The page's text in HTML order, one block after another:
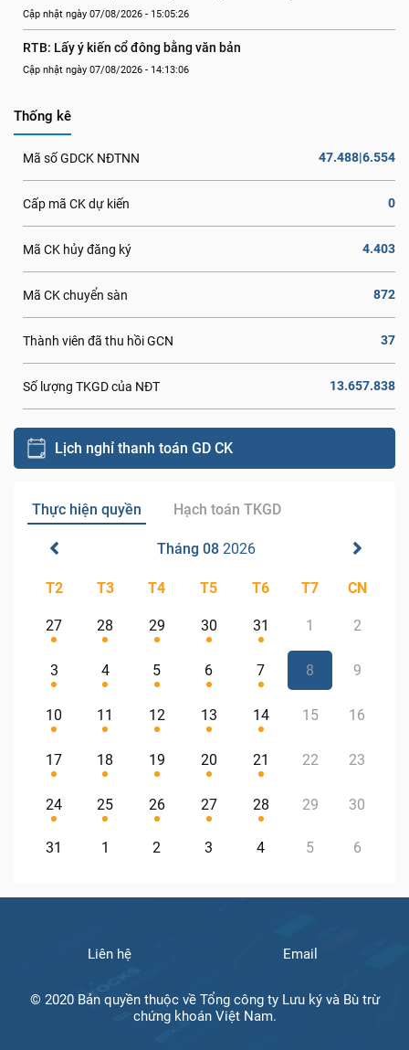
Cập nhật ngày 07/08/2026 - 15:05:26
RTB: Lấy ý kiến cổ đông bằng văn bản
Cập nhật ngày 07/08/2026 - 14:13:06
Thống kê
Mã số GDCK NĐTNN 47.488|6.554
Cấp mã CK dự kiến 0
Mã CK hủy đăng ký 4.403
Mã CK chuyển sàn 872
Thành viên đã thu hồi GCN 37
Số lượng TKGD của NĐT 13.657.838
Lịch nghỉ thanh toán GD CK
Thực hiện quyền Hạch toán TKGD
Tháng 08 2026
T2 T3 T4 T5 T6 T7 CN
27 28 29 30 31 1 2
3 4 5 6 7 8 9
10 11 12 13 14 15 16
17 18 19 20 21 22 23
24 25 26 27 28 29 30
31 1 2 3 4 5 6
Liên hệ Email
© 2020 Bản quyền thuộc về Tổng công ty Lưu ký và Bù trừ
chứng khoán Việt Nam.